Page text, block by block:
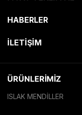
HABERLER
İLETİŞİM
ÜRÜNLERİMİZ
ISLAK MENDILLER